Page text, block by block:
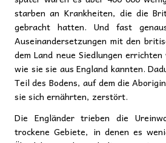
starben an Krankheiten, die die
gebracht hatten. Und fast
Auseinandersetzungen mit den
dem Land neue Siedlungen
wie sie sie aus England kannten.
Teil des Bodens, auf dem die
sie sich ernährten, zerstört.
Die Engländer trieben die
trockene Gebiete, in denen es